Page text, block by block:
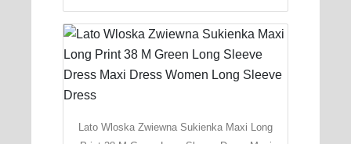
Lato Wloska Zwiewna Sukienka Maxi Long